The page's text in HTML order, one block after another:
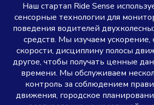
Наш стартап Ride Sense
сенсорные технологии для
поведения водителей
средств. Мы изучаем ускорение,
скорости, дисциплину полосы
другое, чтобы получать ценные
времени. Мы обслуживаем
контроль за соблюдением
движения, городское